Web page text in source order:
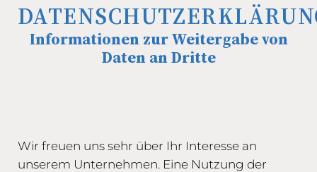
Informationen zur Weitergabe von
Daten an Dritte
Wir freuen uns sehr über Ihr Interesse an
unserem Unternehmen. Eine Nutzung der